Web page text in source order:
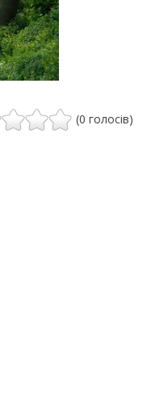
(0 голосів)